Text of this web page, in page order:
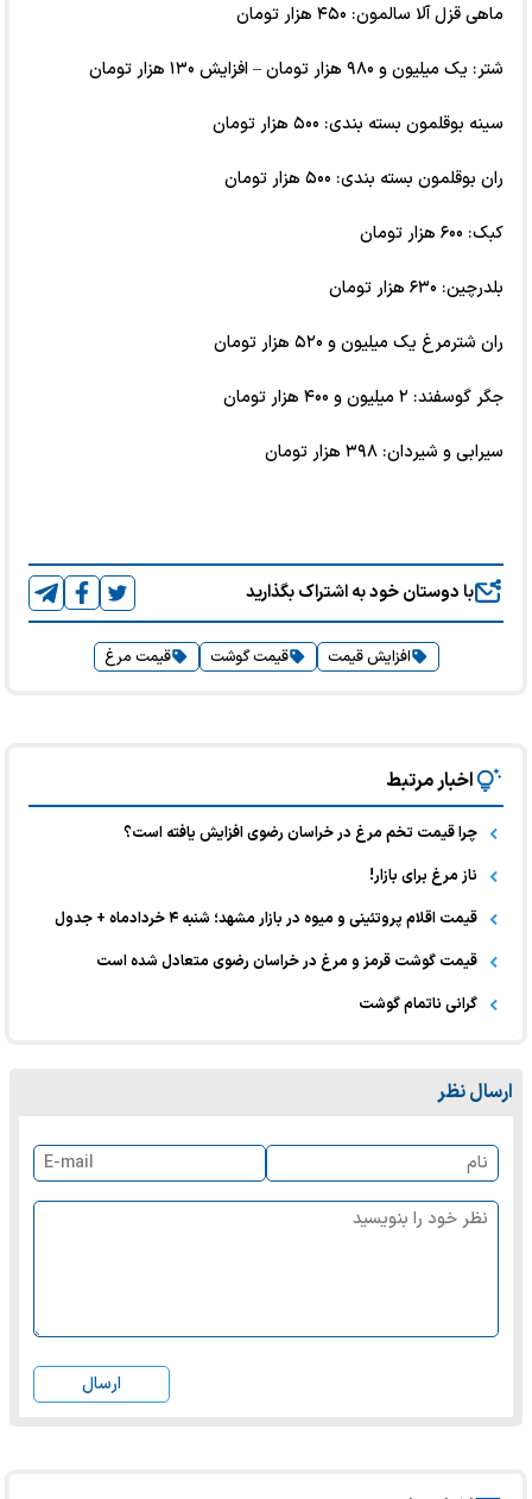
ماهی قزل آلا سالمون: ۴۵۰ هزار تومان
شتر: یک میلیون و ۹۸۰ هزار تومان – افزایش ۱۳۰ هزار تومان
سینه بوقلمون بسته بندی: ۵۰۰ هزار تومان
ران بوقلمون بسته بندی: ۵۰۰ هزار تومان
کبک: ۶۰۰ هزار تومان
بلدرچین: ۶۳۰ هزار تومان
ران شترمرغ یک میلیون و ۵۲۰ هزار تومان
جگر گوسفند: ۲ میلیون و ۴۰۰ هزار تومان
سیرابی و شیردان: ۳۹۸ هزار تومان
با دوستان خود به اشتراک بگذارید
افزایش قیمت قیمت گوشت قیمت مرغ
اخبار مرتبط
چرا قیمت تخم مرغ در خراسان رضوی افزایش یافته است؟
ناز مرغ برای بازار!
قیمت اقلام پروتئینی و میوه در بازار مشهد؛ شنبه ۴ خردادماه + جدول
قیمت گوشت قرمز و مرغ در خراسان رضوی متعادل شده است
گرانی ناتمام گوشت
ارسال نظر
ارسال